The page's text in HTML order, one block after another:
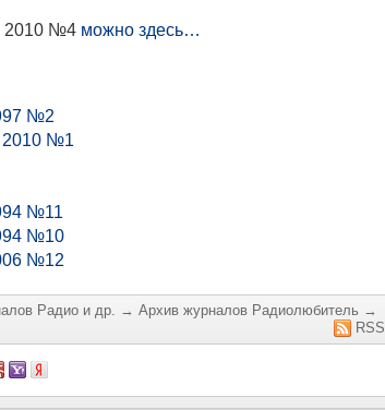
2010 №4 можно здесь…
№2
2010 №1
№11
№10
№12
Радио и др. → Архив журналов Радиолюбитель →
RSS